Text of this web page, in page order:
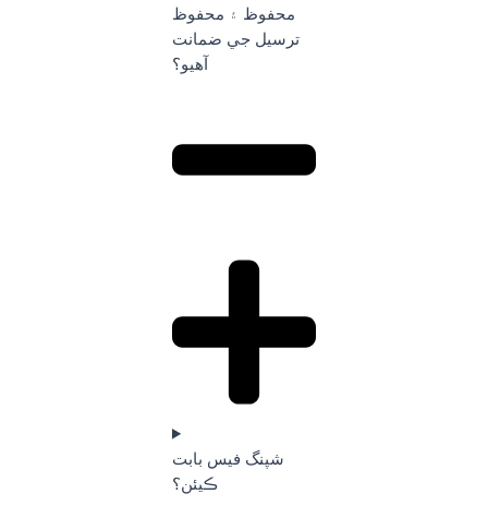
محفوظ ۽ محفوظ
ترسيل جي ضمانت
آهيو؟
شپنگ فيس بابت
ڪيئن؟